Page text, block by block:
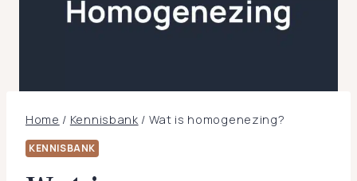
Home / Kennisbank / Wat is homogenezing?
KENNISBANK